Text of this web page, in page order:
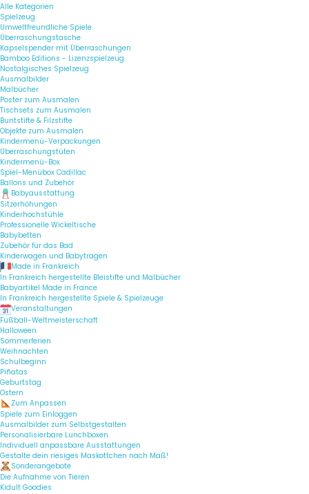
Alle Kategorien
Spielzeug
Umweltfreundliche Spiele
Überraschungstasche
Kapselspender mit Überraschungen
Bamboo Editions - Lizenzspielzeug
Nostalgisches Spielzeug
Ausmalbilder
Malbücher
Poster zum Ausmalen
Tischsets zum Ausmalen
Buntstifte & Filzstifte
Objekte zum Ausmalen
Kindermenü-Verpackungen
Überraschungstüten
Kindermenü-Box
Spiel-Menübox Cadillac
Ballons und Zubehör
Babyausstattung
Sitzerhöhungen
Kinderhochstühle
Professionelle Wickeltische
Babybetten
Zubehör für das Bad
Kinderwagen und Babytragen
Made in Frankreich
In Frankreich hergestellte Bleistifte und Malbücher
Babyartikel Made in France
In Frankreich hergestellte Spiele & Spielzeuge
Veranstaltungen
Fußball-Weltmeisterschaft
Halloween
Sommerferien
Weihnachten
Schulbeginn
Piñatas
Geburtstag
Ostern
Zum Anpassen
Spiele zum Einloggen
Ausmalbilder zum Selbstgestalten
Personalisierbare Lunchboxen
Individuell anpassbare Ausstattungen
Gestalte dein riesiges Maskottchen nach Maß!
Sonderangebote
Die Aufnahme von Tieren
Kidult Goodies